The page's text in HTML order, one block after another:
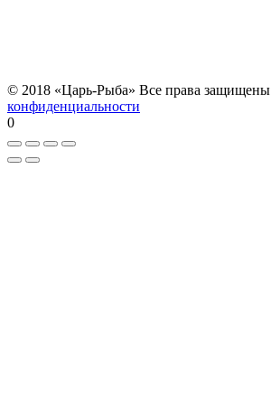
© 2018 «Царь-Рыба» Все права защищены
конфиденциальности
0